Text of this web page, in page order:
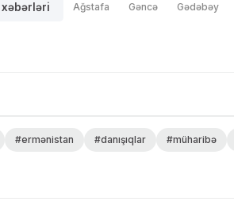
xəbərləri Ağstafa Gəncə Gədəbəy
#ermənistan #danışıqlar
#müharibə